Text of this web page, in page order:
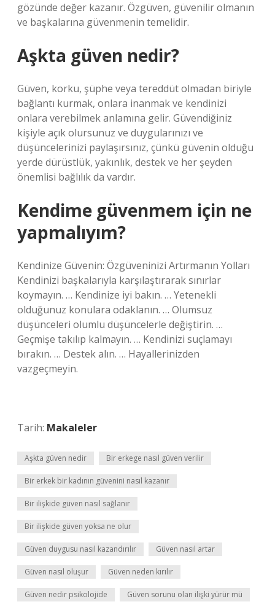
gözünde değer kazanır. Özgüven, güvenilir olmanın
ve başkalarına güvenmenin temelidir.
Aşkta güven nedir?
Güven, korku, şüphe veya tereddüt olmadan biriyle
bağlantı kurmak, onlara inanmak ve kendinizi
onlara verebilmek anlamına gelir. Güvendiğiniz
kişiyle açık olursunuz ve duygularınızı ve
düşüncelerinizi paylaşırsınız, çünkü güvenin olduğu
yerde dürüstlük, yakınlık, destek ve her şeyden
önemlisi bağlılık da vardır.
Kendime güvenmem için ne
yapmalıyım?
Kendinize Güvenin: Özgüveninizi Artırmanın Yolları
Kendinizi başkalarıyla karşılaştırarak sınırlar
koymayın. … Kendinize iyi bakın. … Yetenekli
olduğunuz konulara odaklanın. … Olumsuz
düşünceleri olumlu düşüncelerle değiştirin. …
Geçmişe takılıp kalmayın. … Kendinizi suçlamayı
bırakın. … Destek alın. … Hayallerinizden
vazgeçmeyin.
Tarih: Makaleler
Aşkta güven nedir Bir erkege nasıl güven verilir
Bir erkek bir kadının güvenini nasıl kazanır
Bir ilişkide güven nasıl sağlanır
Bir ilişkide güven yoksa ne olur
Güven duygusu nasıl kazandırılır Güven nasıl artar
Güven nasıl oluşur Güven neden kırılır
Güven nedir psikolojide Güven sorunu olan ilişki yürür mü